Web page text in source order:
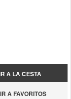
A LA CESTA
A FAVORITOS